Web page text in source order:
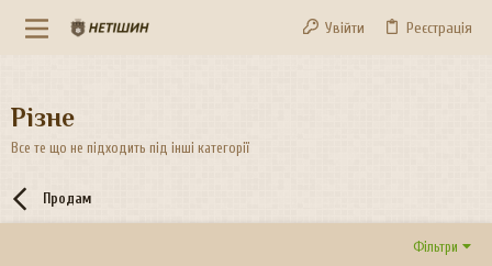
Увійти Реєстрація
Різне
Все те що не підходить під інші категорії
Продам
Фільтри